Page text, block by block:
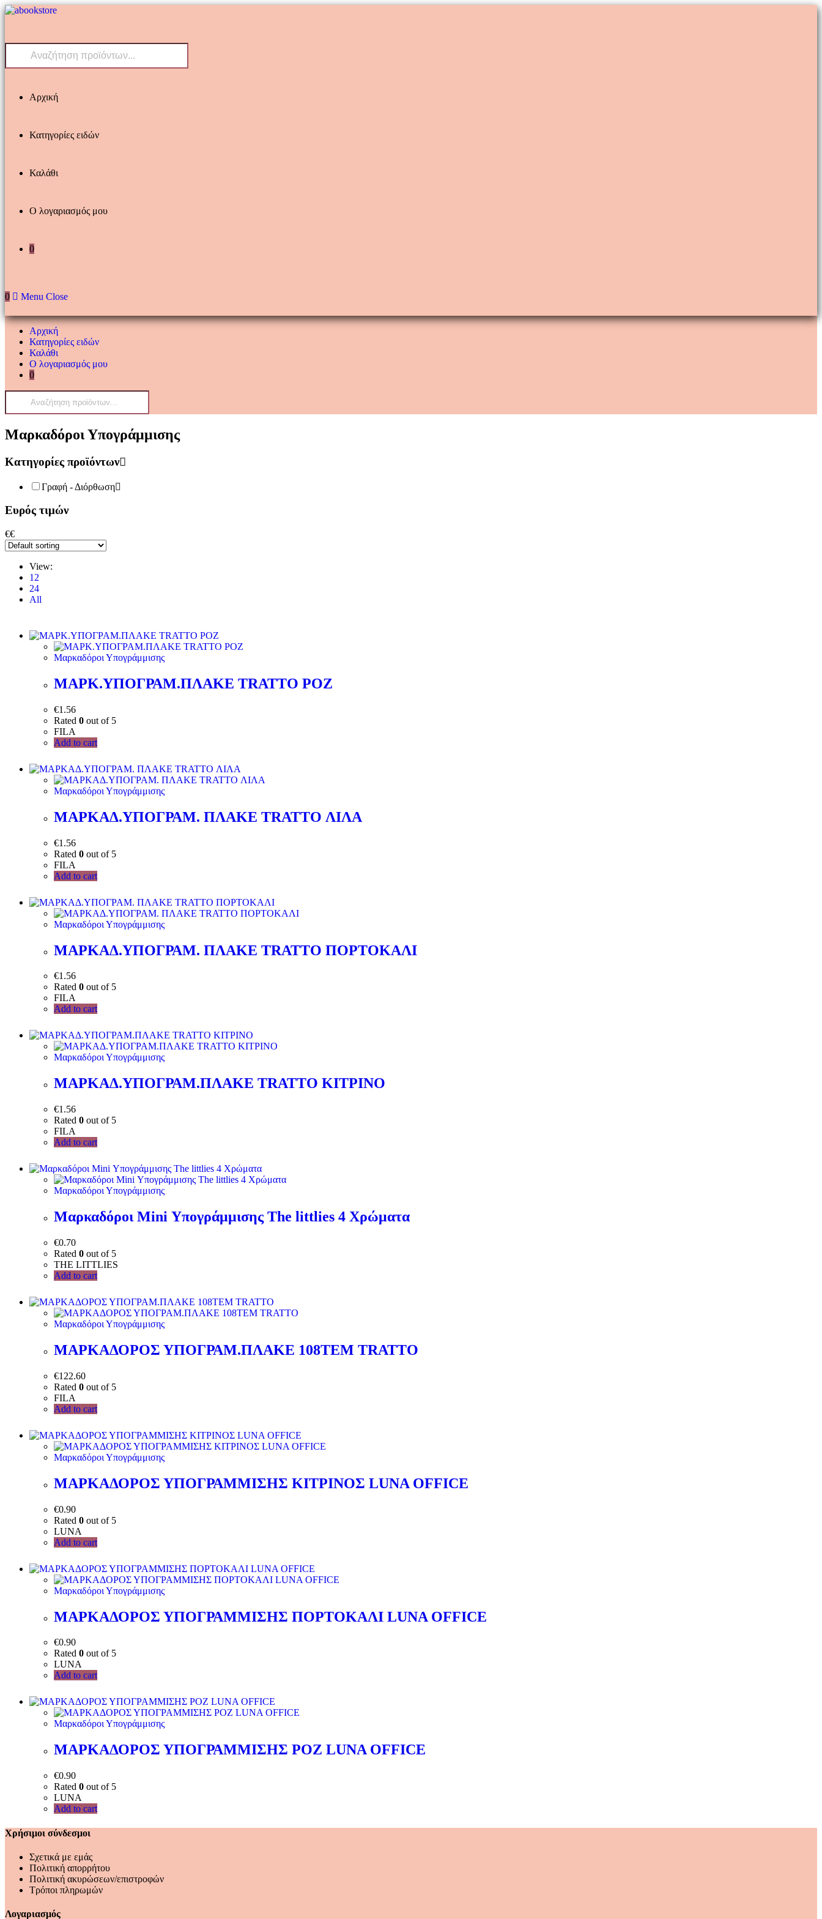
Skip
Products
Αρχική
Κατηγορίες ειδών
Καλάθι
Ο λογαριασμός μου
0
0 Menu Close
Αρχική
Κατηγορίες ειδών
Καλάθι
Ο λογαριασμός μου
0
Products
Μαρκαδόροι Υπογράμμισης
Κατηγορίες προϊόντων
Γραφή - Διόρθωση
Ευρός τιμών
€€
View:
12
24
All
Μαρκαδόροι Υπογράμμισης
ΜΑΡΚ.ΥΠΟΓΡΑΜ.ΠΛΑΚΕ ΤRΑΤΤΟ ΡΟZ
€1.56
Rated 0 out of 5
FILA
Add to cart
Μαρκαδόροι Υπογράμμισης
ΜΑΡΚΑΔ.ΥΠΟΓΡΑΜ. ΠΛΑΚΕ TRATTO ΛΙΛΑ
€1.56
Rated 0 out of 5
FILA
Add to cart
Μαρκαδόροι Υπογράμμισης
ΜΑΡΚΑΔ.ΥΠΟΓΡΑΜ. ΠΛΑΚΕ TRATTO ΠΟΡΤΟΚΑΛΙ
€1.56
Rated 0 out of 5
FILA
Add to cart
Μαρκαδόροι Υπογράμμισης
ΜΑΡΚΑΔ.ΥΠΟΓΡΑΜ.ΠΛΑΚΕ TRATTO ΚΙΤΡΙΝΟ
€1.56
Rated 0 out of 5
FILA
Add to cart
Μαρκαδόροι Υπογράμμισης
Μαρκαδόροι Mini Υπογράμμισης The littlies 4 Χρώματα
€0.70
Rated 0 out of 5
THE LITTLIES
Add to cart
Μαρκαδόροι Υπογράμμισης
ΜΑΡΚΑΔΟΡΟΣ ΥΠΟΓΡΑΜ.ΠΛΑΚΕ 108TΕΜ TRATTO
€122.60
Rated 0 out of 5
FILA
Add to cart
Μαρκαδόροι Υπογράμμισης
ΜΑΡΚΑΔΟΡΟΣ ΥΠΟΓΡΑΜΜΙΣΗΣ ΚΙΤΡΙΝΟΣ LUNA OFFICE
€0.90
Rated 0 out of 5
LUNA
Add to cart
Μαρκαδόροι Υπογράμμισης
ΜΑΡΚΑΔΟΡΟΣ ΥΠΟΓΡΑΜΜΙΣΗΣ ΠΟΡΤΟΚΑΛΙ LUNA OFFICE
€0.90
Rated 0 out of 5
LUNA
Add to cart
Μαρκαδόροι Υπογράμμισης
ΜΑΡΚΑΔΟΡΟΣ ΥΠΟΓΡΑΜΜΙΣΗΣ ΡΟΖ LUNA OFFICE
€0.90
Rated 0 out of 5
LUNA
Add to cart
Χρήσιμοι σύνδεσμοι
Σχετικά με εμάς
Πολιτική απορρήτου
Πολιτική ακυρώσεων/επιστροφών
Τρόποι πληρωμών
Λογαριασμός